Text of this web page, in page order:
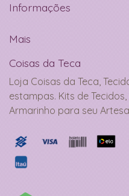
Informações
Mais
Coisas da Teca
Loja Coisas da Teca,
estampas. Kits de
Armarinho para seu